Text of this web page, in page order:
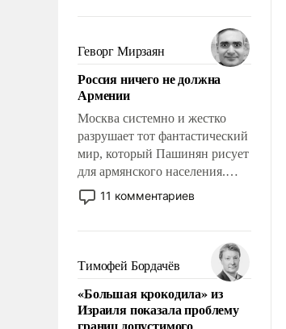
Сложившаяся ситуация
означает многолетний период
уязвимости США, например,
перед Китаем.
Геворг Мирзаян
Россия ничего не должна
Армении
Москва системно и жестко
разрушает тот фантастический
мир, который Пашинян рисует
для армянского населения.
Мир, где этому населению все
должны просто по
политические прожекты будут
беспрекословно оплачиваться
за счет российских
налогоплательщиков и где за
свои поступки не нужно
11 комментариев
Тимофей Бордачёв
«Большая крокодила» из
Израиля показала проблему
границ допустимого